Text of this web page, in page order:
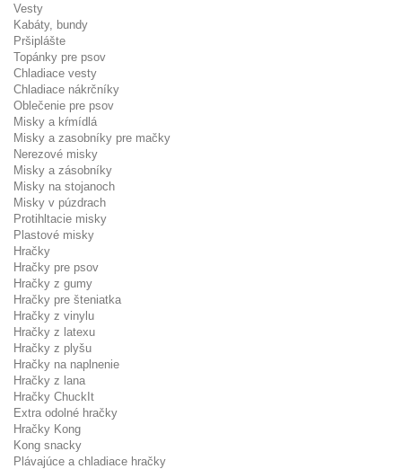
Vesty
Kabáty, bundy
Pršiplášte
Topánky pre psov
Chladiace vesty
Chladiace nákrčníky
Oblečenie pre psov
Misky a kŕmídlá
Misky a zasobníky pre mačky
Nerezové misky
Misky a zásobníky
Misky na stojanoch
Misky v púzdrach
Protihltacie misky
Plastové misky
Hračky
Hračky pre psov
Hračky z gumy
Hračky pre šteniatka
Hračky z vinylu
Hračky z latexu
Hračky z plyšu
Hračky na naplnenie
Hračky z lana
Hračky ChuckIt
Extra odolné hračky
Hračky Kong
Kong snacky
Plávajúce a chladiace hračky